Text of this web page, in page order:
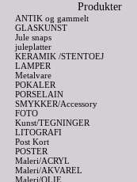
Produkter
ANTIK og gammelt
GLASKUNST
Jule snaps
juleplatter
KERAMIK /STENTOEJ
LAMPER
Metalvare
POKALER
PORSELAIN
SMYKKER/Accessory
FOTO
Kunst/TEGNINGER
LITOGRAFI
Post Kort
POSTER
Maleri/ACRYL
Maleri/AKVAREL
Maleri/OLIE